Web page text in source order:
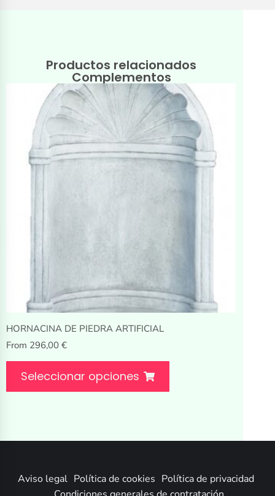
Productos relacionados
Complementos
HORNACINA DE PIEDRA ARTIFICIAL
From 296,00 €
Seleccionar opciones
Aviso legal Política de cookies Política de privacidad